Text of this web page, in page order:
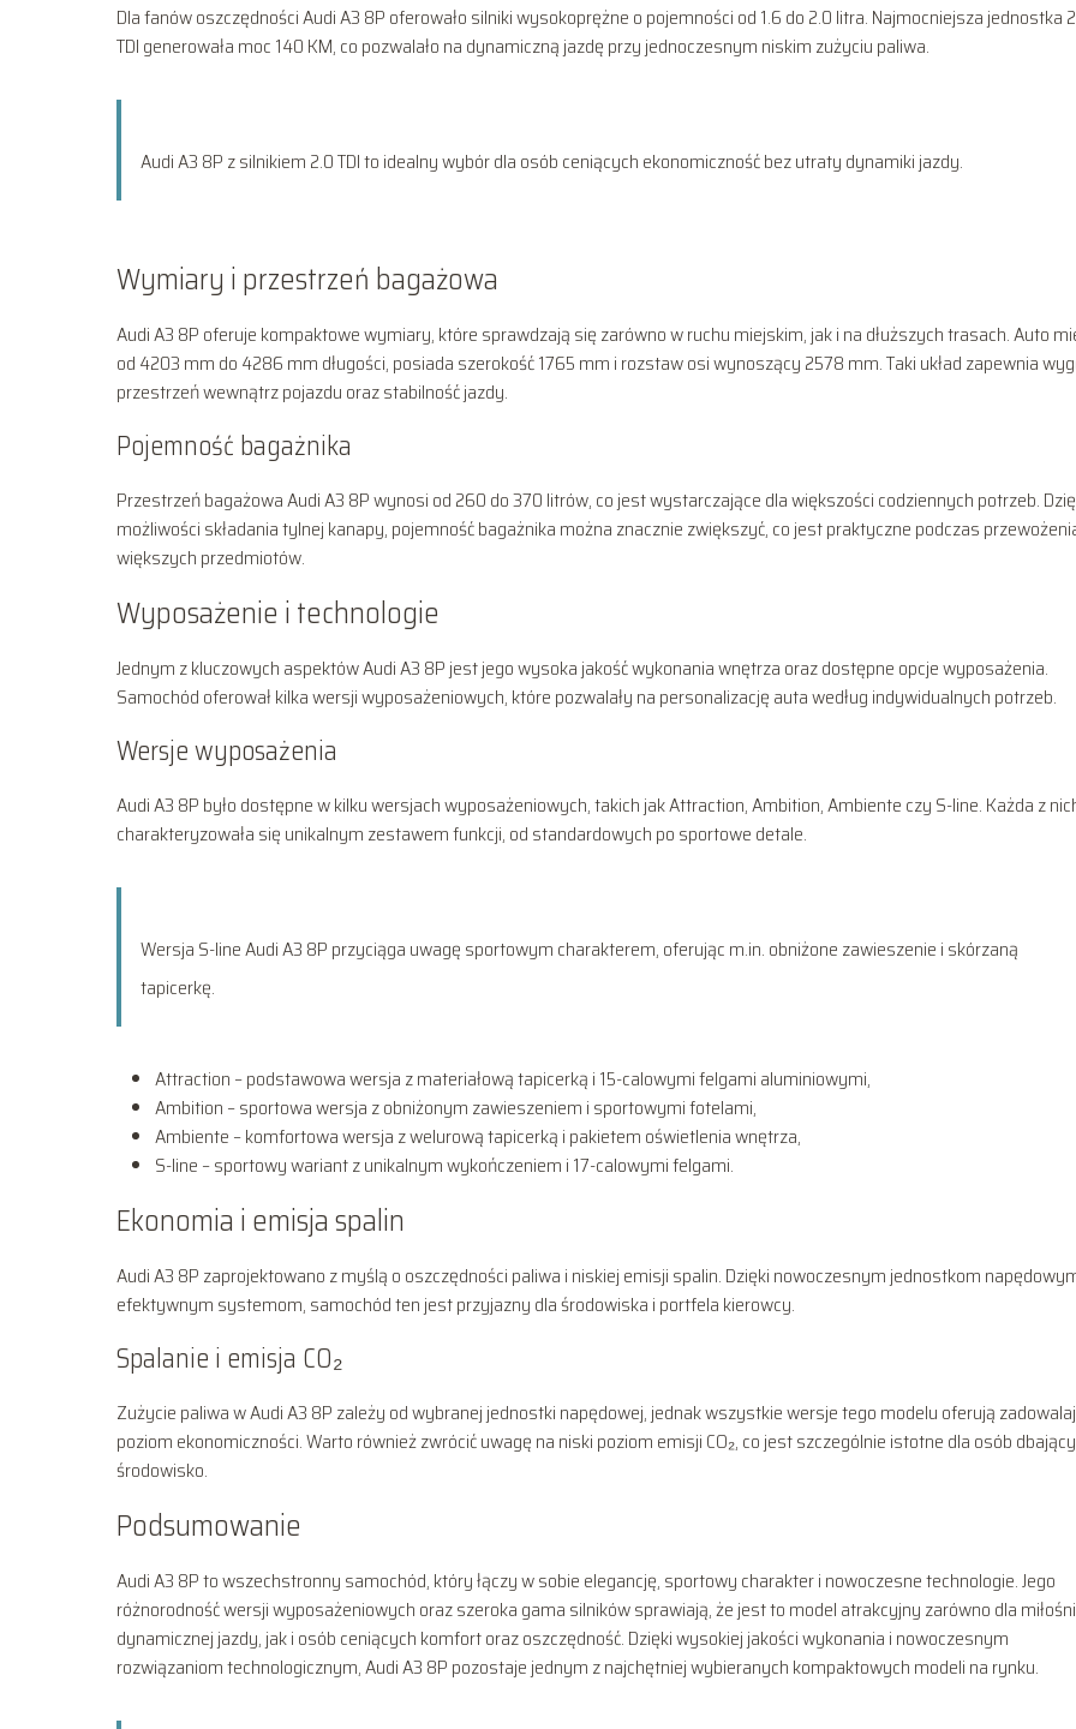
Dla fanów oszczędności Audi A3 8P oferowało silniki wysokoprężne o pojemności od 1.6 do 2.0 litra. Najmocniejsza jednostka
TDI generowała moc 140 KM, co pozwalało na dynamiczną jazdę przy jednoczesnym niskim zużyciu paliwa.
Audi A3 8P z silnikiem 2.0 TDI to idealny wybór dla osób ceniących ekonomiczność bez utraty dynamiki jazdy.
Wymiary i przestrzeń bagażowa
Audi A3 8P oferuje kompaktowe wymiary, które sprawdzają się zarówno w ruchu miejskim, jak i na dłuższych trasach. Auto
od 4203 mm do 4286 mm długości, posiada szerokość 1765 mm i rozstaw osi wynoszący 2578 mm. Taki układ zapewnia
przestrzeń wewnątrz pojazdu oraz stabilność jazdy.
Pojemność bagażnika
Przestrzeń bagażowa Audi A3 8P wynosi od 260 do 370 litrów, co jest wystarczające dla większości codziennych potrzeb.
możliwości składania tylnej kanapy, pojemność bagażnika można znacznie zwiększyć, co jest praktyczne podczas
większych przedmiotów.
Wyposażenie i technologie
Jednym z kluczowych aspektów Audi A3 8P jest jego wysoka jakość wykonania wnętrza oraz dostępne opcje wyposażenia.
Samochód oferował kilka wersji wyposażeniowych, które pozwalały na personalizację auta według indywidualnych potrzeb.
Wersje wyposażenia
Audi A3 8P było dostępne w kilku wersjach wyposażeniowych, takich jak Attraction, Ambition, Ambiente czy S-line. Każda z
charakteryzowała się unikalnym zestawem funkcji, od standardowych po sportowe detale.
Wersja S-line Audi A3 8P przyciąga uwagę sportowym charakterem, oferując m.in. obniżone zawieszenie i skórzaną
tapicerkę.
Attraction – podstawowa wersja z materiałową tapicerką i 15-calowymi felgami aluminiowymi,
Ambition – sportowa wersja z obniżonym zawieszeniem i sportowymi fotelami,
Ambiente – komfortowa wersja z welurową tapicerką i pakietem oświetlenia wnętrza,
S-line – sportowy wariant z unikalnym wykończeniem i 17-calowymi felgami.
Ekonomia i emisja spalin
Audi A3 8P zaprojektowano z myślą o oszczędności paliwa i niskiej emisji spalin. Dzięki nowoczesnym jednostkom
efektywnym systemom, samochód ten jest przyjazny dla środowiska i portfela kierowcy.
Spalanie i emisja CO₂
Zużycie paliwa w Audi A3 8P zależy od wybranej jednostki napędowej, jednak wszystkie wersje tego modelu oferują
poziom ekonomiczności. Warto również zwrócić uwagę na niski poziom emisji CO₂, co jest szczególnie istotne dla osób
środowisko.
Podsumowanie
Audi A3 8P to wszechstronny samochód, który łączy w sobie elegancję, sportowy charakter i nowoczesne technologie. Jego
różnorodność wersji wyposażeniowych oraz szeroka gama silników sprawiają, że jest to model atrakcyjny zarówno dla
dynamicznej jazdy, jak i osób ceniących komfort oraz oszczędność. Dzięki wysokiej jakości wykonania i nowoczesnym
rozwiązaniom technologicznym, Audi A3 8P pozostaje jednym z najchętniej wybieranych kompaktowych modeli na rynku.